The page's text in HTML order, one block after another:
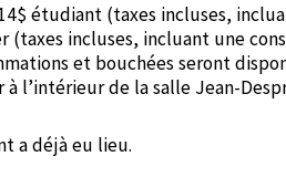
étudiant (taxes incluses,
(taxes incluses, incluant une
et bouchées seront
à l’intérieur de la salle Jean-
a déjà eu lieu.